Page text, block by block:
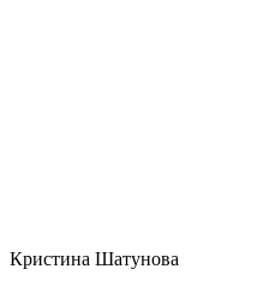
Кристина Шатунова